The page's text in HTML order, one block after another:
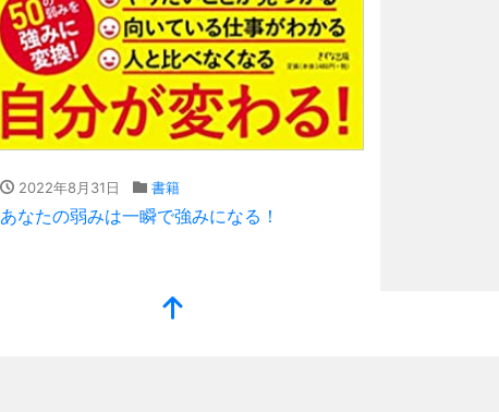
2022年8月31日 書籍
あなたの弱みは一瞬で強みになる！